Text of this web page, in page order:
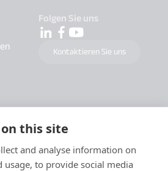
this site
and analyse information on
usage, to provide social media
Folgen Sie uns
Kontaktieren Sie uns